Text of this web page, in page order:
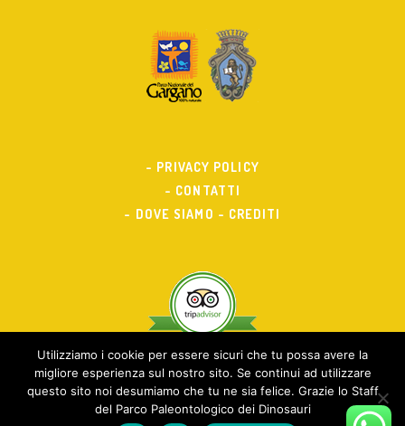
- PRIVACY POLICY
- CONTATTI
- DOVE SIAMO - CREDITI
Utilizziamo i cookie per essere sicuri che tu possa avere la
migliore esperienza sul nostro sito. Se continui ad utilizzare
questo sito noi desumiamo che tu ne sia felice. Grazie lo Staff
del Parco Paleontologico dei Dinosauri